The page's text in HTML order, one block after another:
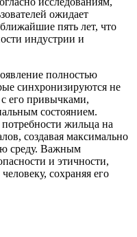
ожидает
пять лет, что
индустрии и
полностью
синхронизируются не
его привычками,
состоянием.
жильца на
создавая максимально
среду. Важным
и этичности,
сохраняя его